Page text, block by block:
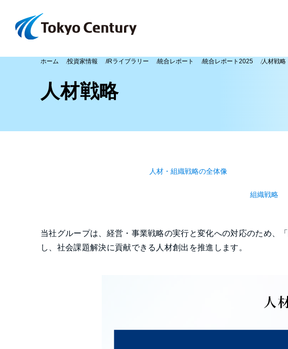
ホーム 投資家情報 IRライブラリー 統合レポート 統合レポート2025 人材戦略
人材戦略
人材・組織戦略の全体像
組織戦略
当社グループは、経営・事業戦略の実行と変化への対応のため、
し、社会課題解決に貢献できる人材創出を推進します。